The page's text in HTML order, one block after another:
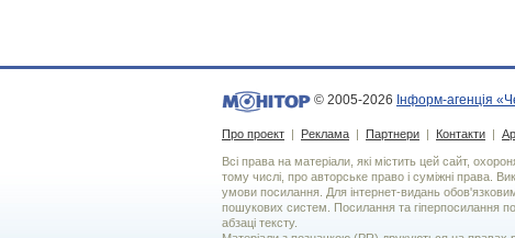
© 2005-2026 Інформ-агенція
Про проект | Реклама | Партнери | Контакти |
Всі права на матеріали, які містить цей сайт,
тому числі, про авторське право і суміжні права.
умови посилання. Для iнтернет-видань
пошукових систем. Посилання та гіперпосилання
абзаці тексту.